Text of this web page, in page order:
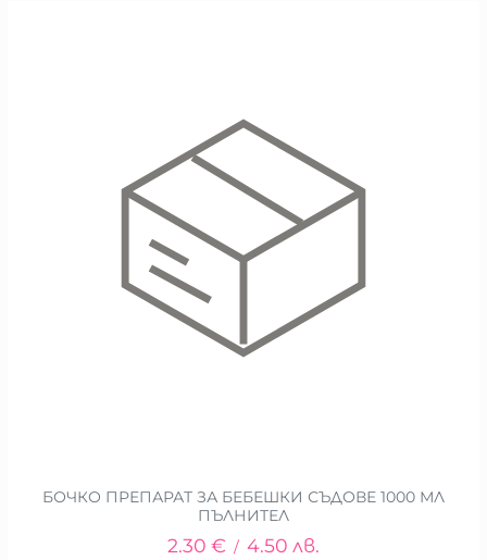
БОЧКО ПРЕПАРАТ ЗА БЕБЕШКИ СЪДОВЕ 1000 МЛ
ПЪЛНИТЕЛ
2.30 € / 4.50 лв.